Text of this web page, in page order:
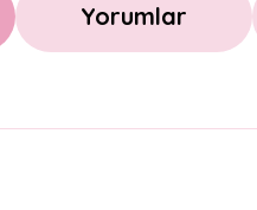
Yorumlar